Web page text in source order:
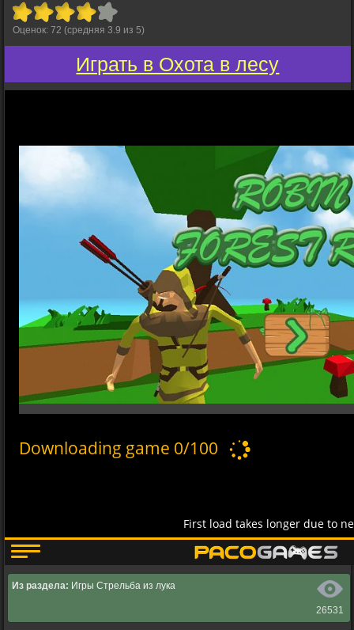
Оценок: 72 (средняя 3.9 из 5)
Играть в Охота в лесу
26531
Из раздела: Игры Стрельба из лука